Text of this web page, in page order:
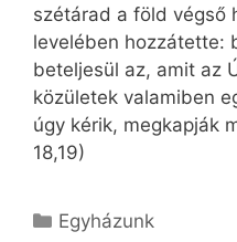
szétárad a föld végső
levelében hozzátette:
beteljesül az, amit az
közületek valamiben
úgy kérik, megkapják
18,19)
Kategória
Egyházunk